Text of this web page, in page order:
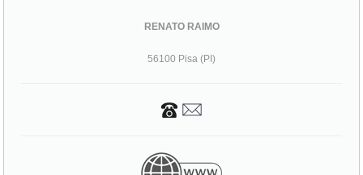
RENATO RAIMO
56100 Pisa (PI)